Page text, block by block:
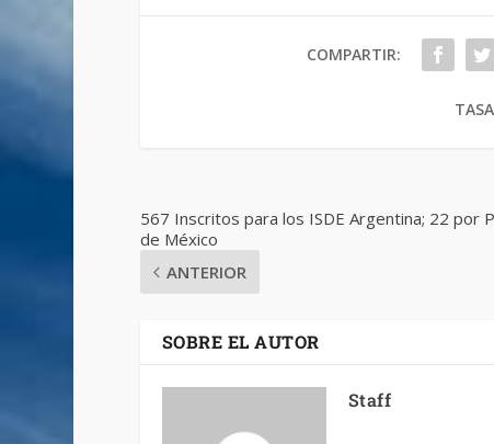
COMPARTIR:
567 Inscritos para los ISDE Argentina; 22 por
de México
ANTERIOR
SOBRE EL AUTOR
Staff